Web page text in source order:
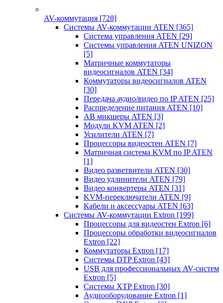
AV-коммутация [728]
Системы AV-коммутации ATEN [365]
Система управления ATEN [29]
Системы управления ATEN UNIZON
[5]
Матричные коммутаторы
видеосигналов ATEN [34]
Коммутаторы видеосигналов ATEN
[30]
Передача аудио/видео по IP ATEN [25]
Распределение питания ATEN [10]
АВ микшеры ATEN [3]
Модули KVM ATEN [2]
Усилители ATEN [7]
Процессоры видеостен ATEN [7]
Матричная система KVM по IP ATEN
[1]
Видео разветвители ATEN [30]
Видео удлинители ATEN [79]
Видео конвертеры ATEN [31]
KVM-переключатели ATEN [9]
Кабели и аксессуары ATEN [63]
Системы AV-коммутации Extron [199]
Процессоры для видеостен Extron [6]
Процессоры обработки видеосигналов
Extron [22]
Коммутаторы Extron [17]
Системы DTP Extron [43]
USB для профессиональных AV-систем
Extron [5]
Системы XTP Extron [30]
Аудиооборудование Extron [1]